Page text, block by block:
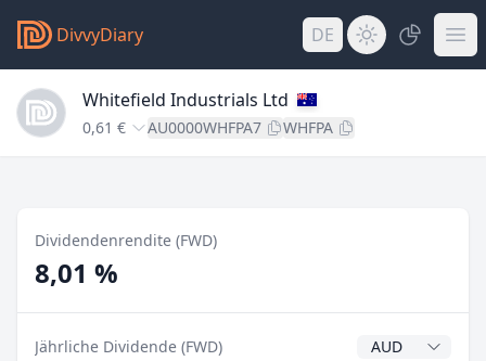
DivvyDiary DE
Whitefield Industrials Ltd
0,61 € AU0000WHFPA7 WHFPA
Dividendenrendite (FWD)
8,01 %
Jährliche Dividende (FWD)